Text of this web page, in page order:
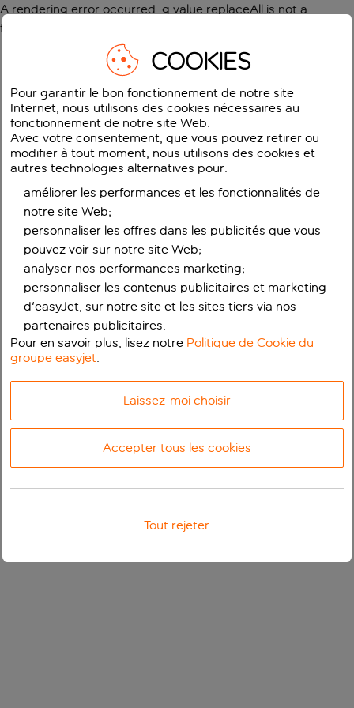
A rendering error occurred: g.value.replaceAll is not a
function
COOKIES
Pour garantir le bon fonctionnement de notre site
Internet, nous utilisons des cookies nécessaires au
fonctionnement de notre site Web.
Avec votre consentement, que vous pouvez retirer ou
modifier à tout moment, nous utilisons des cookies et
autres technologies alternatives pour:
améliorer les performances et les fonctionnalités de
notre site Web;
personnaliser les offres dans les publicités que vous
pouvez voir sur notre site Web;
analyser nos performances marketing;
personnaliser les contenus publicitaires et marketing
d'easyJet, sur notre site et les sites tiers via nos
partenaires publicitaires.
Pour en savoir plus, lisez notre Politique de Cookie du
groupe easyjet.
Laissez-moi choisir
Accepter tous les cookies
Tout rejeter